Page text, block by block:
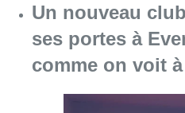
Un nouveau
ses portes à
comme on voit